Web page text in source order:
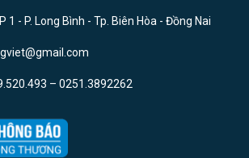
1 - P. Long Bình - Tp. Biên Hòa - Đồng Nai
– 0251.3892262